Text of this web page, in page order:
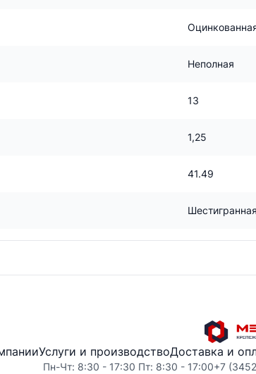
Неполная
13
1,25
41.49
Шестигранная
Услуги и производствоДоставка и
Пн-Чт: 8:30 - 17:30 Пт: 8:30 - 17:00+7